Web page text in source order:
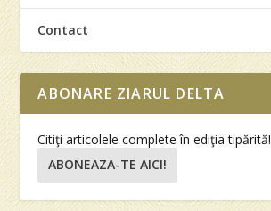
Contact
ABONARE ZIARUL DELTA
Citiţi articolele complete în ediţia tipărită!
ABONEAZA-TE AICI!